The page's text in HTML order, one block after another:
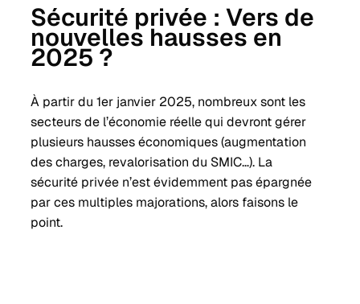
Sécurité privée : Vers de
nouvelles hausses en
2025 ?
À partir du 1er janvier 2025, nombreux sont les
secteurs de l’économie réelle qui devront gérer
plusieurs hausses économiques (augmentation
des charges, revalorisation du SMIC…). La
sécurité privée n’est évidemment pas épargnée
par ces multiples majorations, alors faisons le
point.